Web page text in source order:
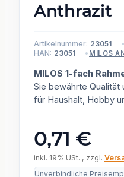
Anthrazit
Artikelnummer: 23051
HAN: 23051 MILOS
MILOS 1-fach
Sie bewährte Qualität
für Haushalt, Hobby
0,71 €
inkl. 19% USt. , zzgl.
Unverbindliche